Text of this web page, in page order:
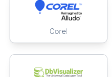
Corel